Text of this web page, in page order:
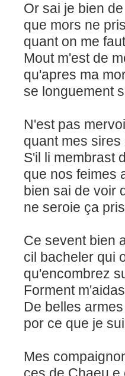
Or sai je bien
que mors ne
quant on me
Mout m'est de
qu'apres ma
se longuement
N'est pas
quant mes
S'il li membrast
que nos feimes
bien sai de voir
ne seroie ça
Ce sevent bien
cil bacheler qui
qu'encombrez
Forment
De belles
por ce que je
Mes